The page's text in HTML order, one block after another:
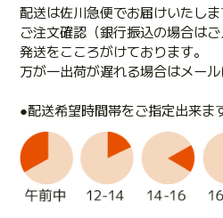
配送は佐川急便でお届けいたしま
ご注文確認（銀行振込の場合は
発送をこころがけております。
万が一出荷が遅れる場合はメール
●配送希望時間帯をご指定出来ま